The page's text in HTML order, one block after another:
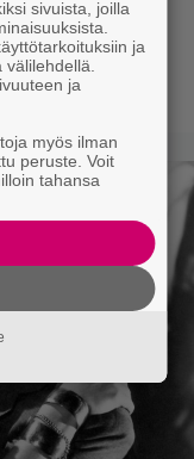
on
sivuista, joilla
ja
ja
myös ilman
peruste. Voit
tahansa